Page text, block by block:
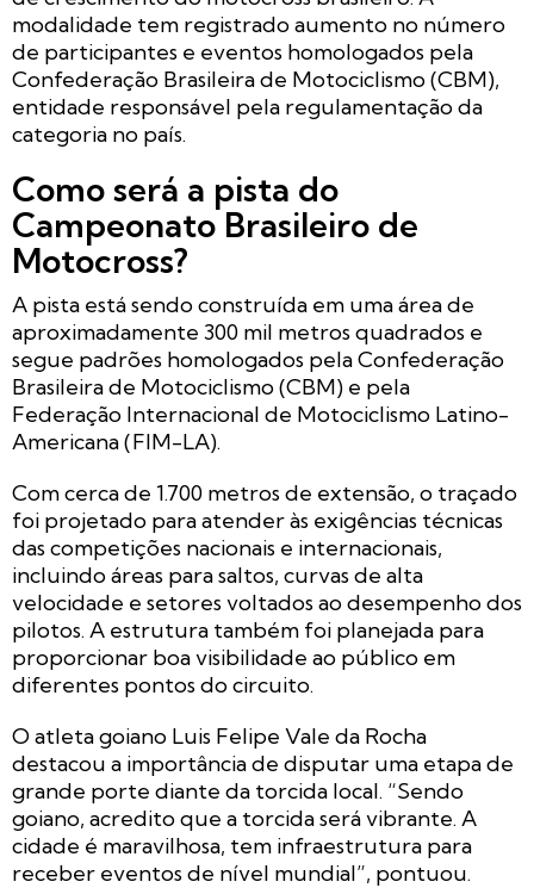
modalidade tem registrado aumento no número
de participantes e eventos homologados pela
Confederação Brasileira de Motociclismo (CBM),
entidade responsável pela regulamentação da
categoria no país.
Como será a pista do
Campeonato Brasileiro de
Motocross?
A pista está sendo construída em uma área de
aproximadamente 300 mil metros quadrados e
segue padrões homologados pela Confederação
Brasileira de Motociclismo (CBM) e pela
Federação Internacional de Motociclismo Latino-
Americana (FIM-LA).
Com cerca de 1.700 metros de extensão, o traçado
foi projetado para atender às exigências técnicas
das competições nacionais e internacionais,
incluindo áreas para saltos, curvas de alta
velocidade e setores voltados ao desempenho dos
pilotos. A estrutura também foi planejada para
proporcionar boa visibilidade ao público em
diferentes pontos do circuito.
O atleta goiano Luis Felipe Vale da Rocha
destacou a importância de disputar uma etapa de
grande porte diante da torcida local. “Sendo
goiano, acredito que a torcida será vibrante. A
cidade é maravilhosa, tem infraestrutura para
receber eventos de nível mundial”, pontuou.